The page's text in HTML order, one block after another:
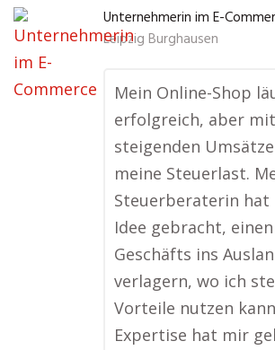
Unternehmerin im E-
Leipzig Burghausen
Mein Online-Shop
erfolgreich, aber
steigenden
meine Steuerlast.
Steuerberaterin hat
Idee gebracht,
Geschäfts ins
verlagern, wo ich
Vorteile nutzen
Expertise hat mir